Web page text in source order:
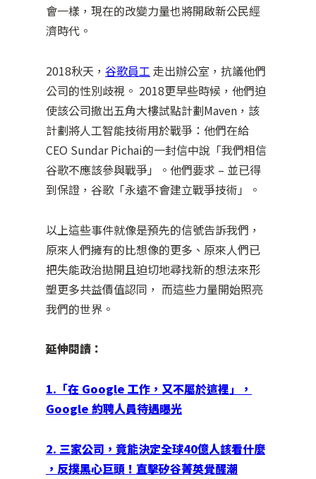
會一樣，現在的改變力量也將開啟新公民經
濟時代。
2018秋天， 谷歌員工 走出辦公室，抗議他們
公司的性別歧視。 2018更早些時候，他們迫
使該公司撤出五角大樓試點計劃Maven，該
計劃將人工智能技術用於戰爭：他們在給
CEO Sundar Pichai的一封信中說「我們相信
谷歌不應該參與戰爭」。他們要求 – 並已得
到保證，谷歌「永遠不會建立戰爭技術」。
以上這些事件就像是預先的信號告訴我們，
原來人們擁有的比想像的更多、原來人們已
把失能政治拋開且迫切地尋找新的想法來形
塑更多共益價值認同， 而這些力量開始照亮
我們的世界。
延伸閱讀：
1.「在 Google 工作，又不屬於這裡」，
Google 約聘人員待遇曝光
2. 三家公司，竟能決定全球40億人該看什麼
，反撲黑心巨頭！直擊矽谷菁英覺醒潮